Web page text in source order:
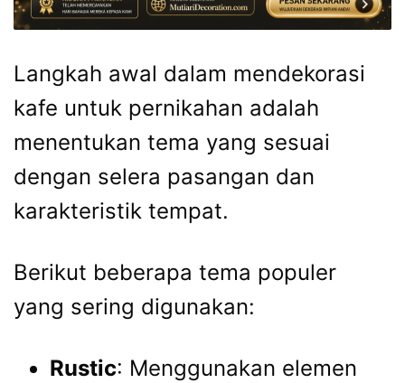
Langkah awal dalam mendekorasi
kafe untuk pernikahan adalah
menentukan tema yang sesuai
dengan selera pasangan dan
karakteristik tempat.
Berikut beberapa tema populer
yang sering digunakan:
Rustic: Menggunakan elemen